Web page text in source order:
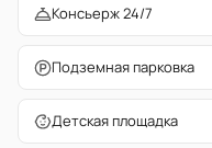
Консьерж 24/7
Подземная парковка
Детская площадка